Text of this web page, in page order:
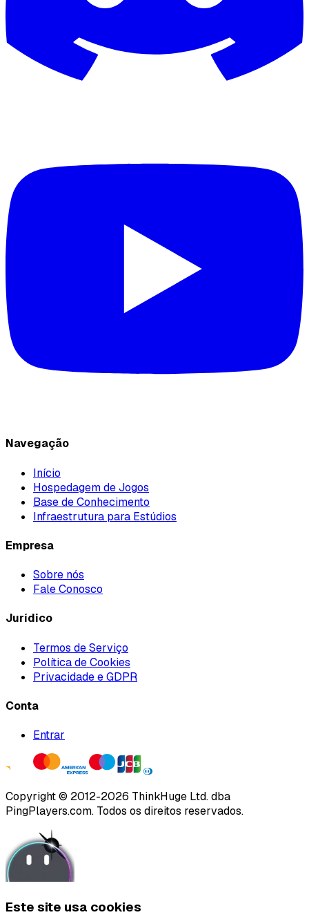
Navegação
Início
Hospedagem de Jogos
Base de Conhecimento
Infraestrutura para Estúdios
Empresa
Sobre nós
Fale Conosco
Jurídico
Termos de Serviço
Política de Cookies
Privacidade e GDPR
Conta
Entrar
Copyright © 2012-2026 ThinkHuge Ltd.dba
PingPlayers.com. Todos os direitos reservados.
Este site usa cookies